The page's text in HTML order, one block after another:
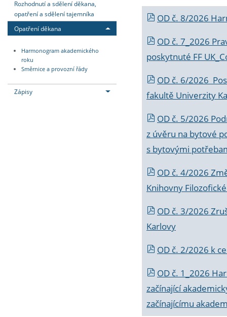
Rozhodnutí a sdělení děkana,
opatření a sdělení tajemníka
Opatření děkana
Harmonogram akademického
roku
Směrnice a provozní řády
Zápisy
OD č. 8/2026
OD č. 7_2026
poskytnuté FF
OD č. 6/2026
fakultě Univerzity
OD č. 5/2026
z úvěru na bytové
s bytovými
OD č. 4/2026
Knihovny
OD č. 3/2026
Karlovy
OD č. 2/2026 k
OD č. 1_2026
začínající
začínajícímu